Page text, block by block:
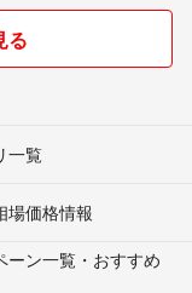
る
一覧
場価格情報
ーン一覧・おすすめ